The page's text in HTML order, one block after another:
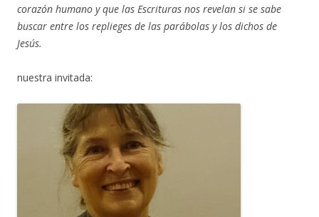
corazón humano y que las Escrituras nos revelan si se sabe
buscar entre los replieges de las parábolas y los dichos de
Jesús.
nuestra invitada: